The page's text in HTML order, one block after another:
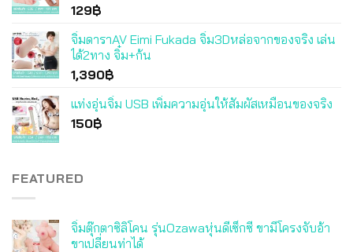
129฿
จิ๋มดาราAV Eimi Fukada จิ๋ม3Dหล่อจากของจริง เล่น
ได้2ทาง จิ๋ม+ก้น
1,390฿
แท่งอุ่นจิ๋ม USB เพิ่มความอุ่นให้สัมผัสเหมือนของจริง
150฿
FEATURED
จิ๋มตุ๊กตาซิลิโคน รุ่นOzawaหุ่นดีเซ็กซี่ ขามีโครงจับอ้า
ขาเปลี่ยนท่าได้